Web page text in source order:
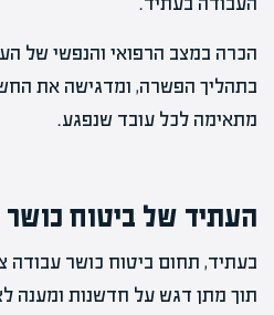
הכרה במצב הרפואי והנפשי של
בתהליך הפשרה, ומדגישה את
מתאימה לכל עובד שנפגע.
העתיד של ביטוח כושר
בעתיד, תחום ביטוח כושר עבודה
תוך מתן דגש על חדשנות ומענה